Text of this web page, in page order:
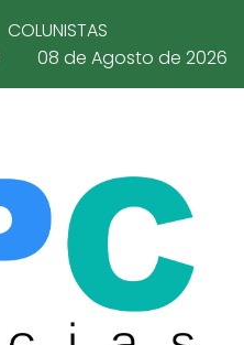
COLUNISTAS
08 de Agosto de 2026